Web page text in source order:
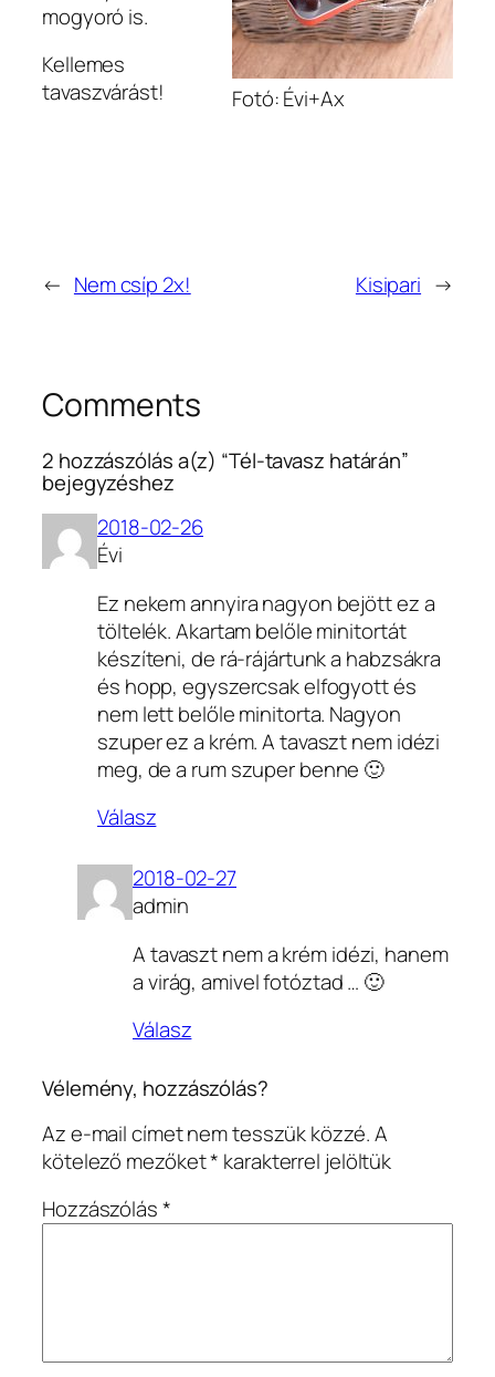
Fotó: Évi+Ax
mogyoró is.
Kellemes
tavaszvárást!
← Nem csíp 2x! Kisipari →
Comments
2 hozzászólás a(z) “Tél-tavasz határán”
bejegyzéshez
2018-02-26
Évi
Ez nekem annyira nagyon bejött ez a
töltelék. Akartam belőle minitortát
készíteni, de rá-rájártunk a habzsákra
és hopp, egyszercsak elfogyott és
nem lett belőle minitorta. Nagyon
szuper ez a krém. A tavaszt nem idézi
meg, de a rum szuper benne 🙂
Válasz
2018-02-27
admin
A tavaszt nem a krém idézi, hanem
a virág, amivel fotóztad … 🙂
Válasz
Vélemény, hozzászólás?
Az e-mail címet nem tesszük közzé.A
kötelező mezőket* karakterrel jelöltük
Hozzászólás*